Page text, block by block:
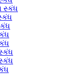
સ્કંધ